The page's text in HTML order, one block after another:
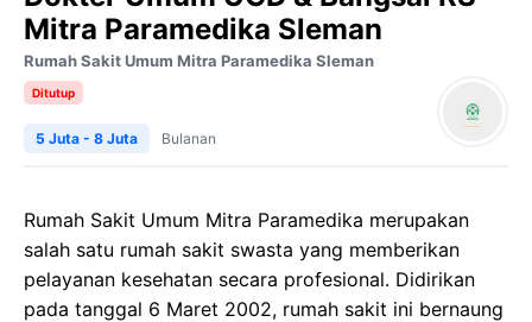
Mitra Paramedika Sleman
Rumah Sakit Umum Mitra Paramedika Sleman
Ditutup
5 Juta - 8 Juta Bulanan
Rumah Sakit Umum Mitra Paramedika merupakan
salah satu rumah sakit swasta yang memberikan
pelayanan kesehatan secara profesional. Didirikan
pada tanggal 6 Maret 2002, rumah sakit ini bernaung